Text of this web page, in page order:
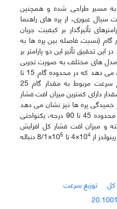
مسیر طراحی شده و هم­چنین
سیال عبوری، از پره­ های راهنما
تأثیرگذار بر کیفیت جریان
گام (نسبت فاصله بین پره­ ها به
تحقیق تأثیر این دو پارامتر بر
های مختلف به صورت تجربی
بررسی گردیده است. نتایج نشان می ­دهد که در محدوده گام 15 تا
35 درصد، یکنواخت­ ترین توزیع سرعت مربوط به مقدار گام 25
دارای کم­ترین میزان افت فشار
خمیدگی پره ­ها نیز نشان می­ دهد
که با افزایش مقدار خمیدگی در محدوده 45 تا 90 درجه، یکنواختی
و میزان افت فشار کل افزایش
از 104 ×4 تا 10 5
×8/1 دنباله
کل
توزیع سرعت